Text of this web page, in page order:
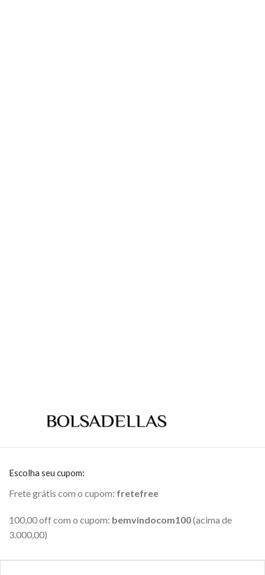
Escolha seu cupom:
Frete grátis com o cupom: fretefree
100,00 off com o cupom: bemvindocom100(acima de
3.000,00)